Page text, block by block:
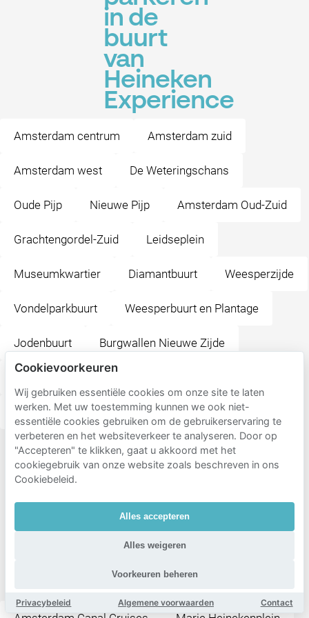
in de
buurt
van
Heineken
Experience
Amsterdam centrum Amsterdam zuid
Amsterdam west De Weteringschans
Oude Pijp Nieuwe Pijp Amsterdam Oud-Zuid
Grachtengordel-Zuid Leidseplein
Museumkwartier Diamantbuurt Weesperzijde
Vondelparkbuurt Weesperbuurt en Plantage
Jodenbuurt Burgwallen Nieuwe Zijde
Amsterdam Oud-West Apollobuurt
Populaire
in de
buurt
van
Experience
Cookievoorkeuren
Wij gebruiken essentiële cookies om onze site te laten
werken. Met uw toestemming kunnen we ook niet-
essentiële cookies gebruiken om de gebruikerservaring te
verbeteren en het websiteverkeer te analyseren. Door op
"Accepteren" te klikken, gaat u akkoord met het
cookiegebruik van onze website zoals beschreven in ons
Cookiebeleid.
Alles accepteren
Alles weigeren
Voorkeuren beheren
Privacybeleid Algemene voorwaarden Contact